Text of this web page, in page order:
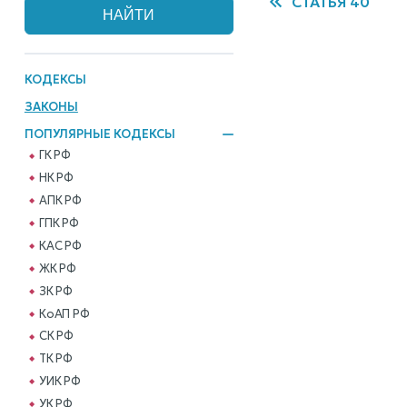
КОДЕКСЫ
ЗАКОНЫ
ПОПУЛЯРНЫЕ КОДЕКСЫ
ГК РФ
НК РФ
АПК РФ
ГПК РФ
КАС РФ
ЖК РФ
ЗК РФ
КоАП РФ
СК РФ
ТК РФ
УИК РФ
УК РФ